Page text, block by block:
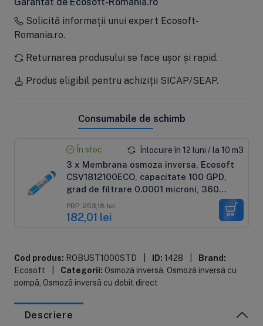
Solicită informații unui expert Ecosoft-
Romania.ro.
Returnarea produsului se face ușor și rapid.
Produs eligibil pentru achiziții SICAP/SEAP.
Consumabile de schimb
În stoc Înlocuire în 12 luni / la 10 m3
3 x Membrana osmoza inversa, Ecosoft
CSV1812100ECO, capacitate 100 GPD,
grad de filtrare 0.0001 microni, 360
litri/zi, eficienta pana la 96%, certificare
NSF
PRP: 253,18 lei
182,01 lei
Cod produs: ROBUST1000STD ID: 1428
Brand:
Ecosoft
Categorii: Osmoză inversă Osmoză inversă cu
pompă Osmoză inversă cu debit direct
Descriere